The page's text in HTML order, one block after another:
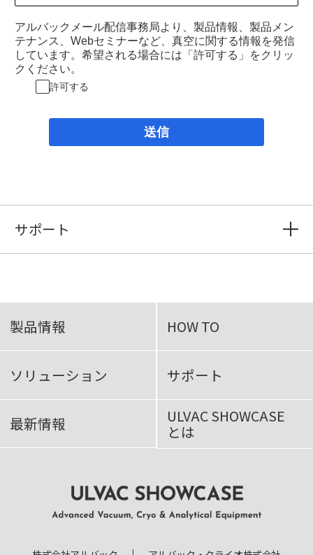
アルバックメール配信事務局より、製品情報、製品メン
テナンス、Webセミナーなど、真空に関する情報を発信
しています。希望される場合には「許可する」をクリッ
クください。
許可する
送信
サポート
製品情報 HOW TO
ソリューション サポート
最新情報 ULVAC SHOWCASE
とは
Vacuum, Cryo & Analytical